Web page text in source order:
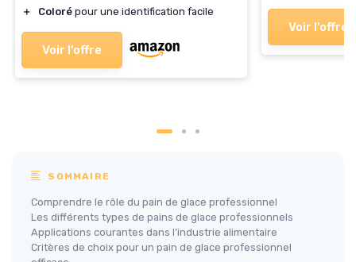
＋
Coloré pour une identification facile
Voir l'offre
Voir l'offre
SOMMAIRE
Comprendre le rôle du pain de glace professionnel
Les différents types de pains de glace professionnels
Applications courantes dans l’industrie alimentaire
Critères de choix pour un pain de glace professionnel